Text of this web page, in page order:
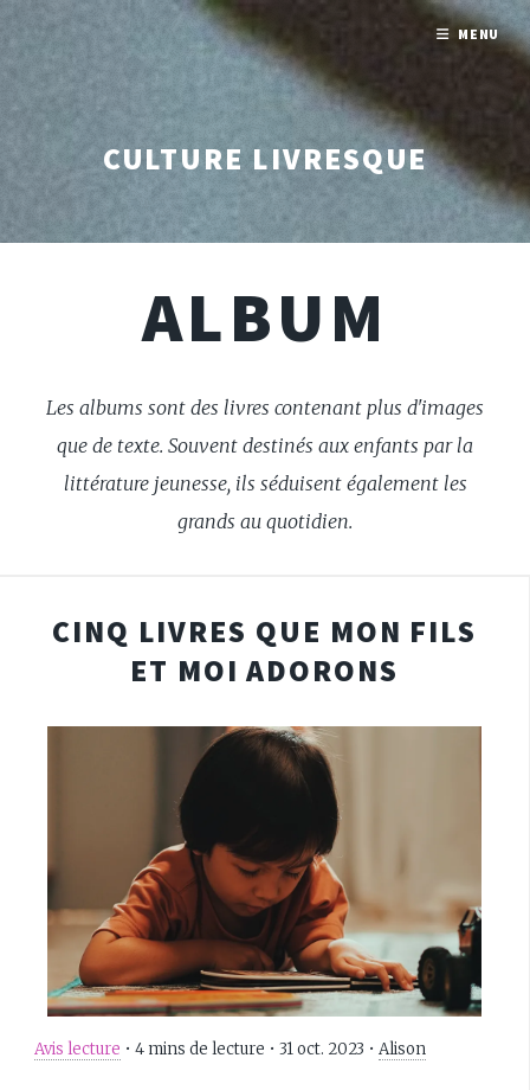
CULTURE LIVRESQUE
ALBUM
Les albums sont des livres contenant plus d'images
que de texte. Souvent destinés aux enfants par la
littérature jeunesse, ils séduisent également les
grands au quotidien.
CINQ LIVRES QUE MON FILS
ET MOI ADORONS
Avis lecture • 4 mins de lecture • 31 oct. 2023 • Alison
MENU